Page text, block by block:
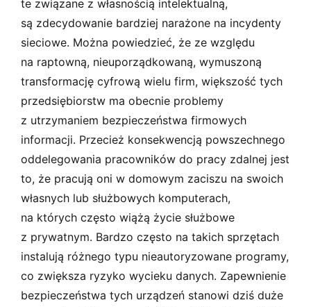
te związane z własnością intelektualną,
są zdecydowanie bardziej narażone na incydenty
sieciowe. Można powiedzieć, że ze względu
na raptowną, nieuporządkowaną, wymuszoną
transformację cyfrową wielu firm, większość tych
przedsiębiorstw ma obecnie problemy
z utrzymaniem bezpieczeństwa firmowych
informacji. Przecież konsekwencją powszechnego
oddelegowania pracowników do pracy zdalnej jest
to, że pracują oni w domowym zaciszu na swoich
własnych lub służbowych komputerach,
na których często wiążą życie służbowe
z prywatnym. Bardzo często na takich sprzętach
instalują różnego typu nieautoryzowane programy,
co zwiększa ryzyko wycieku danych. Zapewnienie
bezpieczeństwa tych urządzeń stanowi dziś duże